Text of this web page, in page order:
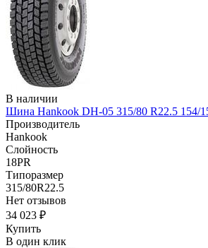
В наличии
Шина Hankook DH-05 315/80 R22.5 154/
Производитель
Hankook
Слойность
18PR
Типоразмер
315/80R22.5
Нет отзывов
34 023 ₽
Купить
В один клик